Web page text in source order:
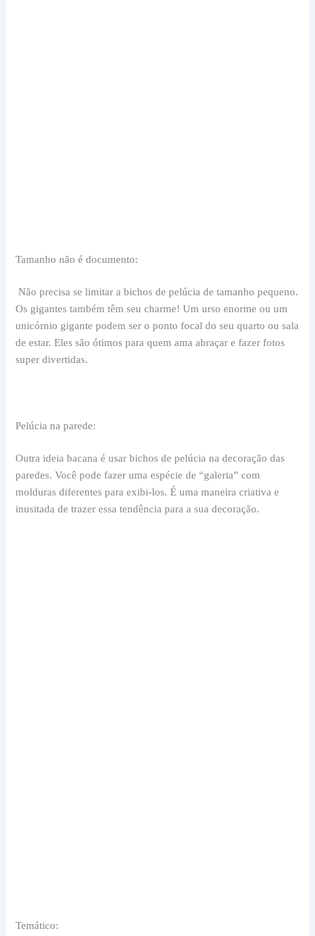
Tamanho não é documento:
Não precisa se limitar a bichos de pelúcia de tamanho pequeno.
Os gigantes também têm seu charme! Um urso enorme ou um
unicórnio gigante podem ser o ponto focal do seu quarto ou sala
de estar. Eles são ótimos para quem ama abraçar e fazer fotos
super divertidas.
Pelúcia na parede:
Outra ideia bacana é usar bichos de pelúcia na decoração das
paredes. Você pode fazer uma espécie de “galeria” com
molduras diferentes para exibi-los. É uma maneira criativa e
inusitada de trazer essa tendência para a sua decoração.
Temático: